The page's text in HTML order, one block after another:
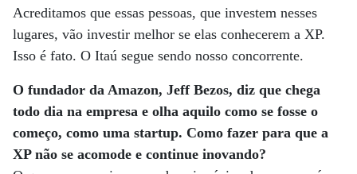
Acreditamos que essas pessoas, que investem nesses
lugares, vão investir melhor se elas conhecerem a XP.
Isso é fato. O Itaú segue sendo nosso concorrente.
O fundador da Amazon, Jeff Bezos, diz que chega
todo dia na empresa e olha aquilo como se fosse o
começo, como uma startup. Como fazer para que a
XP não se acomode e continue inovando?